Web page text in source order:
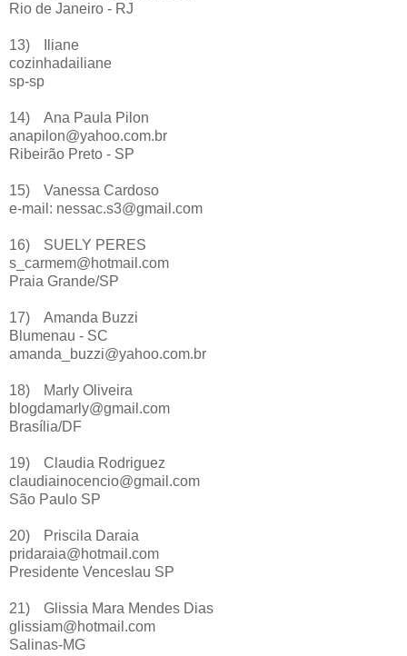
Rio de Janeiro - RJ
13)
Iliane
cozinhadailiane
sp-sp
14)
Ana Paula Pilon
anapilon@yahoo.com.br
Ribeirão Preto - SP
15)
Vanessa Cardoso
e-mail: nessac.s3@gmail.com
16)
SUELY PERES
s_carmem@hotmail.com
Praia Grande/SP
17)
Amanda Buzzi
Blumenau - SC
amanda_buzzi@yahoo.com.br
18)
Marly Oliveira
blogdamarly@gmail.com
Brasília/DF
19)
Claudia Rodriguez
claudiainocencio@gmail.com
São Paulo SP
20)
Priscila Daraia
pridaraia@hotmail.com
Presidente Venceslau SP
21)
Glissia Mara Mendes Dias
glissiam@hotmail.com
Salinas-MG